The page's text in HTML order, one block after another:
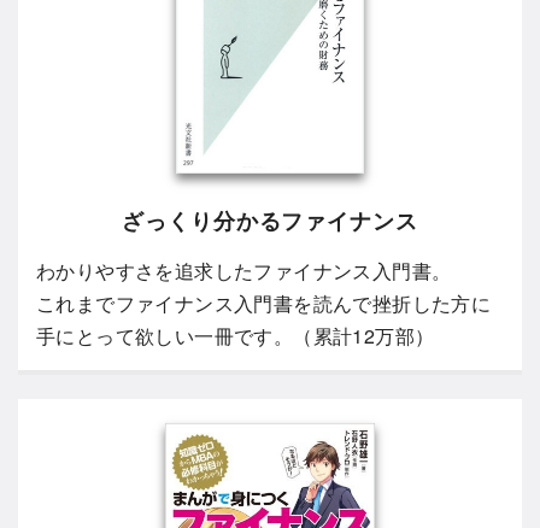
ざっくり分かるファイナンス
わかりやすさを追求したファイナンス入門書。
これまでファイナンス入門書を読んで挫折した方に
手にとって欲しい一冊です。（累計12万部）